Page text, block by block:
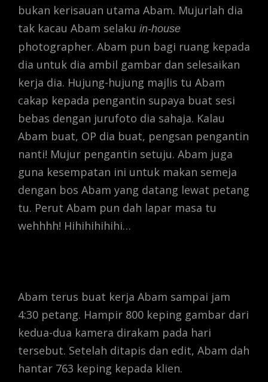
bukan kerisauan utama Abam. Mujurlah dia
tak kacau Abam selaku in-house
photographer. Abam pun bagi ruang kepada
dia untuk dia ambil gambar dan selesaikan
kerja dia. Hujung-hujung majlis tu Abam
cakap kepada pengantin supaya buat sesi
bebas dengan jurufoto dia sahaja. Kalau
Abam buat, OP dia buat, pengsan pengantin
nanti! Mujur pengantin setuju. Abam juga
guna kesempatan ini untuk makan semeja
dengan bos Abam yang datang lewat petang
tu. Perut Abam pun dah lapar masa tu
wehhhh! Hihihihihihi…
Abam terus buat kerja Abam sampai jam
4:30 petang. Hampir 800 keping gambar dari
kedua-dua kamera dirakam pada hari
tersebut. Setelah ditapis dan edit, Abam dah
hantar 763 keping kepada klien.